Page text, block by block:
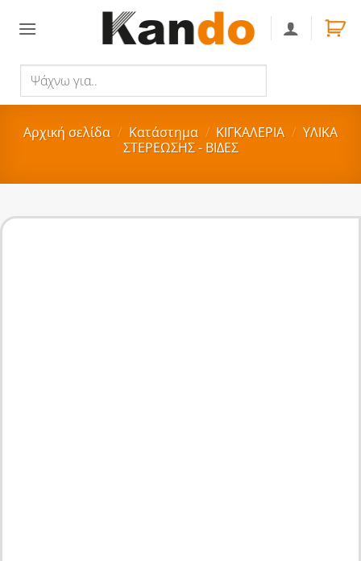
για..
Αρχική σελίδα / Κατάστημα / ΚΙΓΚΑΛΕΡΙΑ / ΥΛΙΚΑ
ΣΤΕΡΕΩΣΗΣ - ΒΙΔΕΣ